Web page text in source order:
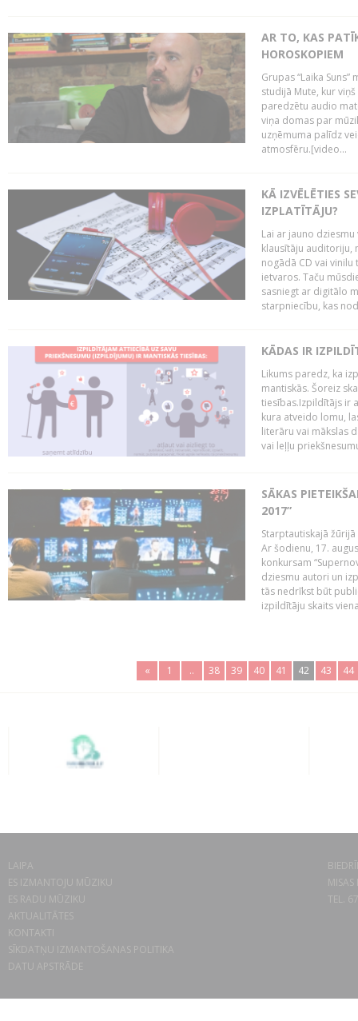
AR TO, KAS
HOROSKOPIEM
Grupas “Laika
studijā Mute, kur
paredzētu audio
viņa domas par
uzņēmuma palīdz
atmosfēru.[video...
KĀ IZVĒLĒTIES
IZPLATĪTĀJU?
Lai ar jauno
klausītāju auditoriju,
nogādā CD vai
ietvaros. Taču
sasniegt ar digitālo
starpniecību, kas
KĀDAS IR
Likums paredz, ka
mantiskās. Šoreiz
tiesības.Izpildītājs ir
kura atveido lomu,
literāru vai mākslas
vai leļļu
SĀKAS
2017”
Starptautiskajā
Ar šodienu, 17.
konkursam
dziesmu autori un
tās nedrīkst būt
izpildītāju skaits
« 1 .. 38 39 40 41 42 43 44
LAIPA
ES IZMANTOJU MŪZIKU
ES RADU MŪZIKU
AKTUALITĀTES
KONTAKTI
SĪKDATŅU IZMANTOŠANAS POLITIKA
DATU APSTRĀDE
TEL.